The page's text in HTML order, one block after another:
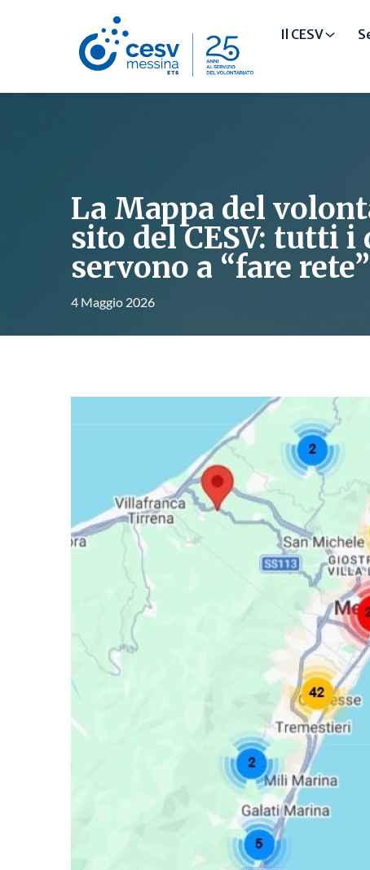
Il CESV
La Mappa del
sito del CESV: tutti i
servono a “fare rete”
4 Maggio 2026